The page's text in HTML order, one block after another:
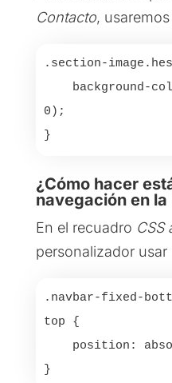
Contacto,
.section-
0);
¿Cómo hacer
navegación en
En el recuadro CSS
personalizador
.navbar-fixed-
top {
}